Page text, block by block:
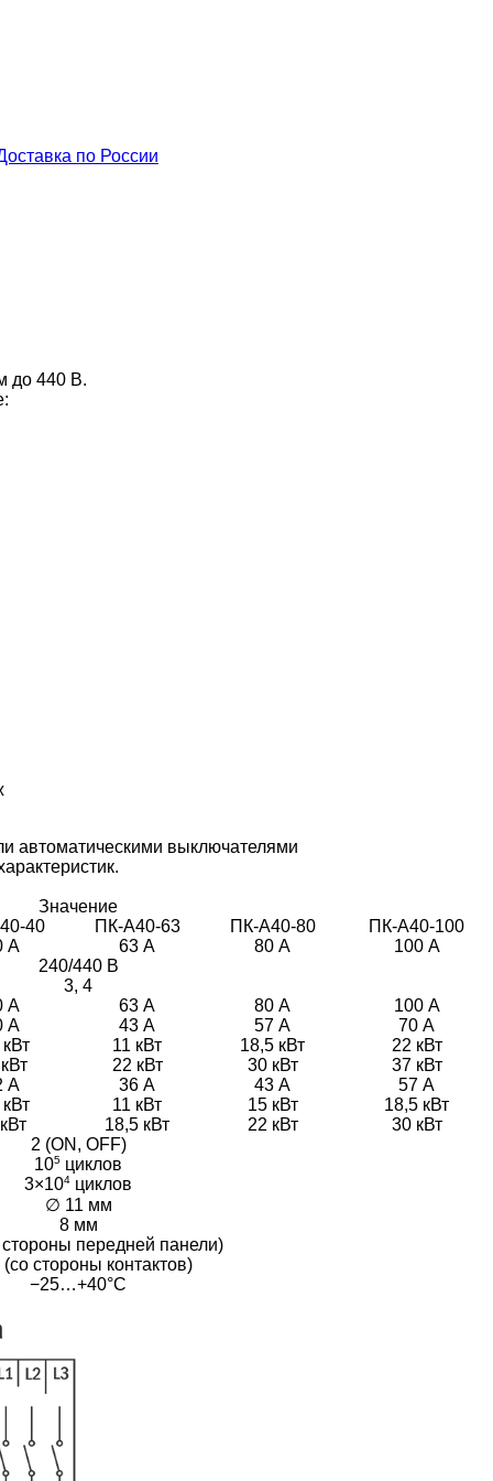
по России
до 440 В.
автоматическими выключателями
Значение
40
ПК-А40-63 ПК-А40-80
ПК-А40-100
А
63 А 80 А
100 А
240/440 В
3, 4
А
63 А 80 А
100 А
А
43 А 57 А
70 А
11 кВт 18,5 кВт
22 кВт
22 кВт 30 кВт
37 кВт
А
36 А 43 А
57 А
11 кВт 15 кВт
18,5 кВт
18,5 кВт 22 кВт
30 кВт
2 (ON, OFF)
105 циклов
3×104 циклов
∅ 11 мм
8 мм
передней панели)
стороны контактов)
−25…+40°C